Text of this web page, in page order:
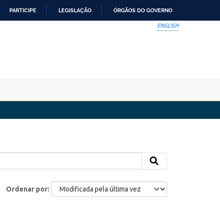
PARTICIPE LEGISLAÇÃO ÓRGÃOS DO GOVERNO
ENGLISH
Ordenar por